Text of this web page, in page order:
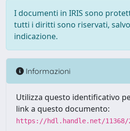
I documenti in IRIS sono
tutti i diritti sono riservati,
indicazione.
Informazioni
Utilizza questo identificativo
link a questo documento:
https://hdl.handle.net/11368/